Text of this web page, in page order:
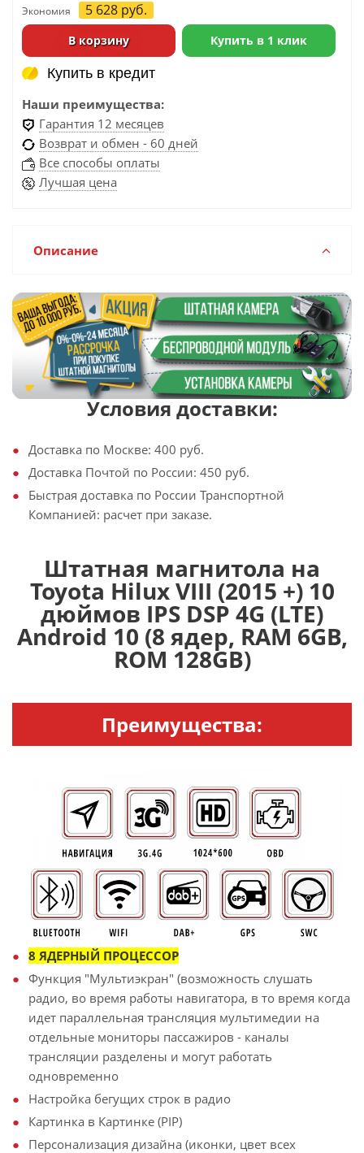
Экономия 5 628 руб.
В корзину Купить в 1 клик
Купить в кредит
Купить в кредит
Наши преимущества:
Гарантия 12 месяцев
Возврат и обмен - 60 дней
Все способы оплаты
Лучшая цена
Описание
Условия доставки:
Доставка по Москве: 400 руб.
Доставка Почтой по России: 450 руб.
Быстрая доставка по России Транспортной
Компанией: расчет при заказе.
Штатная магнитола на
Toyota Hilux VIII (2015 +) 10
дюймов IPS DSP 4G (LTE)
Android 10 (8 ядер, RAM 6GB,
ROM 128GB)
Преимущества:
8 ЯДЕРНЫЙ ПРОЦЕССОР
Функция "Мультиэкран" (возможность слушать
радио, во время работы навигатора, в то время когда
идет параллельная трансляция мультимедии на
отдельные мониторы пассажиров - каналы
трансляции разделены и могут работать
одновременно
Настройка бегущих строк в радио
Картинка в Картинке (PIP)
Персонализация дизайна (иконки, цвет всех